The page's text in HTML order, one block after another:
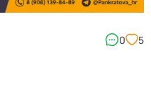
0 5